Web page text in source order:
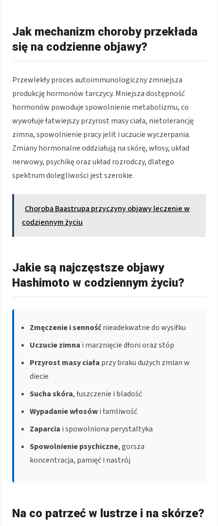
Jak mechanizm choroby przekłada
się na codzienne objawy?
Przewlekły proces autoimmunologiczny zmniejsza
produkcję hormonów tarczycy. Mniejsza dostępność
hormonów powoduje spowolnienie metabolizmu, co
wywołuje łatwiejszy przyrost masy ciała, nietolerancję
zimna, spowolnienie pracy jelit i uczucie wyczerpania.
Zmiany hormonalne oddziałują na skórę, włosy, układ
nerwowy, psychikę oraz układ rozrodczy, dlatego
spektrum dolegliwości jest szerokie.
Choroba Baastrupa przyczyny objawy leczenie w
codziennym życiu
Jakie są najczęstsze objawy
Hashimoto w codziennym życiu?
Zmęczenie i sennośćnieadekwatne do wysiłku
Uczucie zimna i marznięcie dłoni oraz stóp
Przyrost masy ciała przy braku dużych zmian w
diecie
Sucha skóra, łuszczenie i bladość
Wypadanie włosówi łamliwość
Zaparcia i spowolniona perystaltyka
Spowolnienie psychiczne, gorsza
koncentracja, pamięć i nastrój
Na co patrzeć w lustrze i na skórze?